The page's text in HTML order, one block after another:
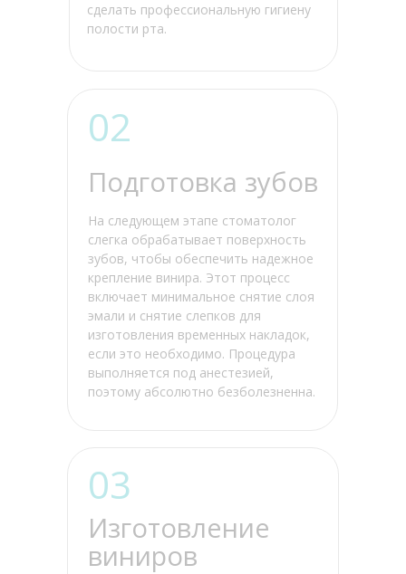
сделать профессиональную гигиену
полости рта.
Подготовка зубов
02
На следующем этапе стоматолог
слегка обрабатывает поверхность
зубов, чтобы обеспечить надежное
крепление винира. Этот процесс
включает минимальное снятие слоя
эмали и снятие слепков для
изготовления временных накладок,
если это необходимо. Процедура
выполняется под анестезией,
поэтому абсолютно безболезненна.
Изготовление
виниров
03